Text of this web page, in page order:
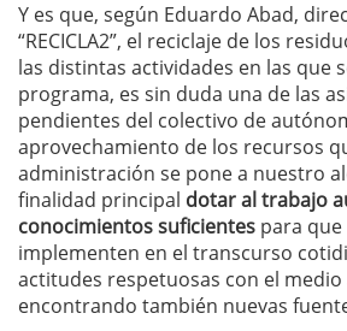
Y es que, según Eduardo Abad,
“RECICLA2”, el reciclaje de los
las distintas actividades en las que
programa, es sin duda una de las
pendientes del colectivo de
aprovechamiento de los recursos
administración se pone a nuestro
finalidad principal dotar al trabajo
conocimientos suficientes para
implementen en el transcurso
actitudes respetuosas con el
encontrando también nuevas